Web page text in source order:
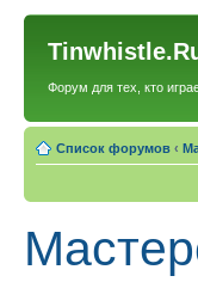
Форум для тех, кто
Список форумов ‹